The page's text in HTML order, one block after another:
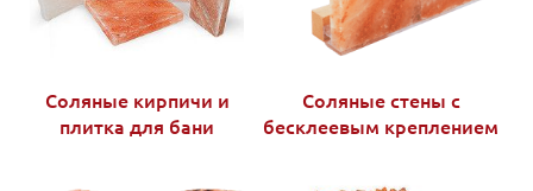
Соляные кирпичи и
плитка для бани
Соляные стены с
бесклеевым креплением